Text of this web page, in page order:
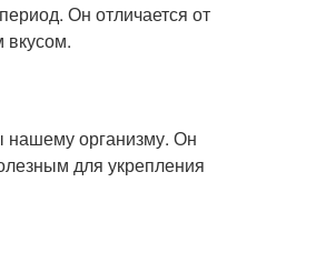
Он отличается от
вкусом.
нашему организму. Он
для укрепления